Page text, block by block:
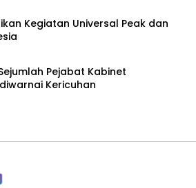
Kegiatan Universal Peak dan
Pejabat Kabinet
Kericuhan